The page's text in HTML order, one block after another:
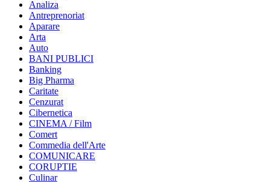
Analiza
Antreprenoriat
Aparare
Arta
Auto
BANI PUBLICI
Banking
Big Pharma
Caritate
Cenzurat
Cibernetica
CINEMA / Film
Comert
Commedia dell'Arte
COMUNICARE
CORUPTIE
Culinar